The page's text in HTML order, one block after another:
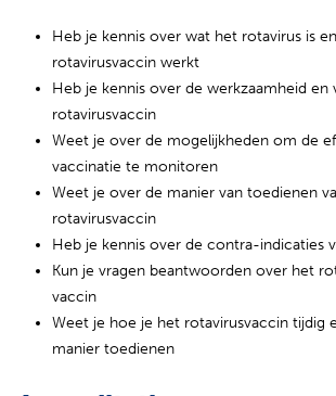
Heb je kennis over wat het rotavirus is
rotavirusvaccin werkt
Heb je kennis over de werkzaamheid en
rotavirusvaccin
Weet je over de mogelijkheden om de
vaccinatie te monitoren
Weet je over de manier van toedienen
rotavirusvaccin
Heb je kennis over de contra-indicaties
Kun je vragen beantwoorden over het
vaccin
Weet je hoe je het rotavirusvaccin tijdig
manier toedienen